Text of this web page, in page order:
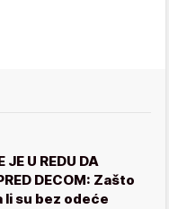
JE U REDU DA
DECOM: Zašto
li su bez odeće